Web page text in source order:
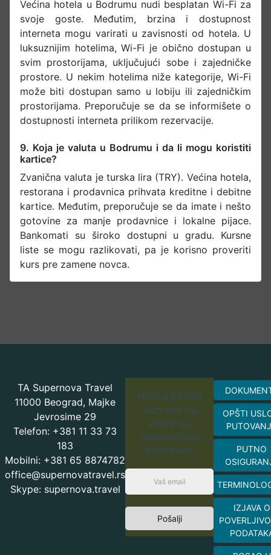
Većina hotela u Bodrumu nudi besplatan Wi-Fi za
svoje goste. Međutim, brzina i dostupnost
interneta mogu varirati u zavisnosti od hotela. U
luksuznijim hotelima, Wi-Fi je obično dostupan u
svim prostorijama, uključujući sobe i zajedničke
prostore. U nekim hotelima niže kategorije, Wi-Fi
može biti dostupan samo u lobiju ili zajedničkim
prostorijama. Preporučuje se da se informišete o
dostupnosti interneta prilikom rezervacije.​
9. Koja je valuta u Bodrumu i da li mogu koristiti
kartice?
Zvanična valuta je turska lira (TRY). Većina hotela,
restorana i prodavnica prihvata kreditne i debitne
kartice. Međutim, preporučuje se da imate i nešto
gotovine za manje prodavnice i lokalne pijace.
Bankomati su široko dostupni u gradu. Kursne
liste se mogu razlikovati, pa je korisno proveriti
kurs pre zamene novca.​
TA Supernova Travel
11000 Beograd, Majke
Jevrosime 29
Telefon: +381 11 33 73
183
Mobilni: +381 65 8874782
office@supernovatravel.rs
Skype: supernova.travel
NEWSLETTER
Saznajte na
vreme za
najpovoljnije
aranžmane.
Pošalji
OPŠTI
PUTNO
IZJAVA O